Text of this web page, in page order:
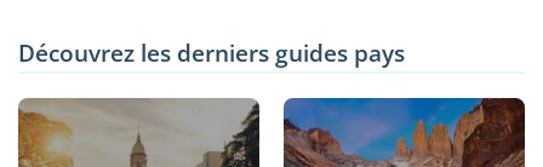
Découvrez les derniers guides pays